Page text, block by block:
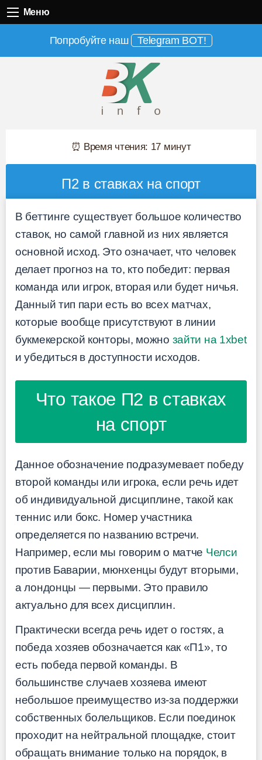
Меню
Попробуйте наш Telegram BOT!
⏰ Время чтения: 17 минут
П2 в ставках на спорт
В беттинге существует большое количество
ставок, но самой главной из них является
основной исход. Это означает, что человек
делает прогноз на то, кто победит: первая
команда или игрок, вторая или будет ничья.
Данный тип пари есть во всех матчах,
которые вообще присутствуют в линии
букмекерской конторы, можно зайти на 1xbet
и убедиться в доступности исходов.
Что такое П2 в ставках
на спорт
Данное обозначение подразумевает победу
второй команды или игрока, если речь идет
об индивидуальной дисциплине, такой как
теннис или бокс. Номер участника
определяется по названию встречи.
Например, если мы говорим о матче Челси
против Баварии, мюнхенцы будут вторыми,
а лондонцы — первыми. Это правило
актуально для всех дисциплин.
Практически всегда речь идет о гостях, а
победа хозяев обозначается как «П1», то
есть победа первой команды. В
большинстве случаев хозяева имеют
небольшое преимущество из-за поддержки
собственных болельщиков. Если поединок
проходит на нейтральной площадке, стоит
обращать внимание только на порядок, в